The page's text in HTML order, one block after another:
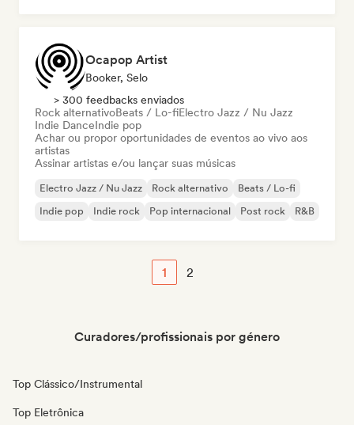
Ocapop Artist
Booker, Selo
> 300 feedbacks enviados
Rock alternativoBeats / Lo-fiElectro Jazz / Nu Jazz
Indie DanceIndie pop
Achar ou propor oportunidades de eventos ao vivo aos
artistas
Assinar artistas e/ou lançar suas músicas
Electro Jazz / Nu Jazz Rock alternativo
Beats / Lo-fi
Indie pop
Indie rock Pop internacional Post rock R&B
1 2
Curadores/profissionais por género
Top Clássico/Instrumental
Top Eletrônica